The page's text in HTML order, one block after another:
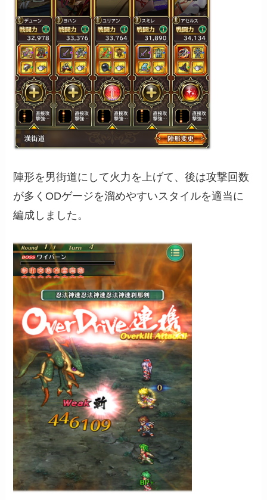
陣形を男街道にして火力を上げて、後は攻撃回数
が多くODゲージを溜めやすいスタイルを適当に
編成しました。